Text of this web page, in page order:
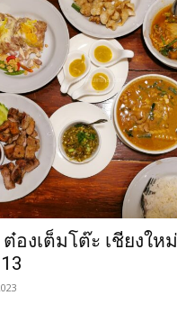
องเต็มโต๊ะ เชียงให